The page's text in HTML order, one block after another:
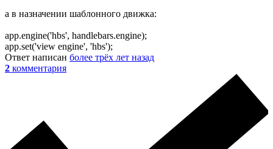
а в назначении шаблонного движка:
app.engine('hbs', handlebars.engine);
app.set('view engine', 'hbs');
Ответ написан более трёх лет назад
2 комментария